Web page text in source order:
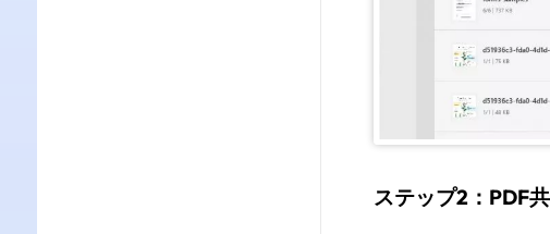
ステップ2：PDF